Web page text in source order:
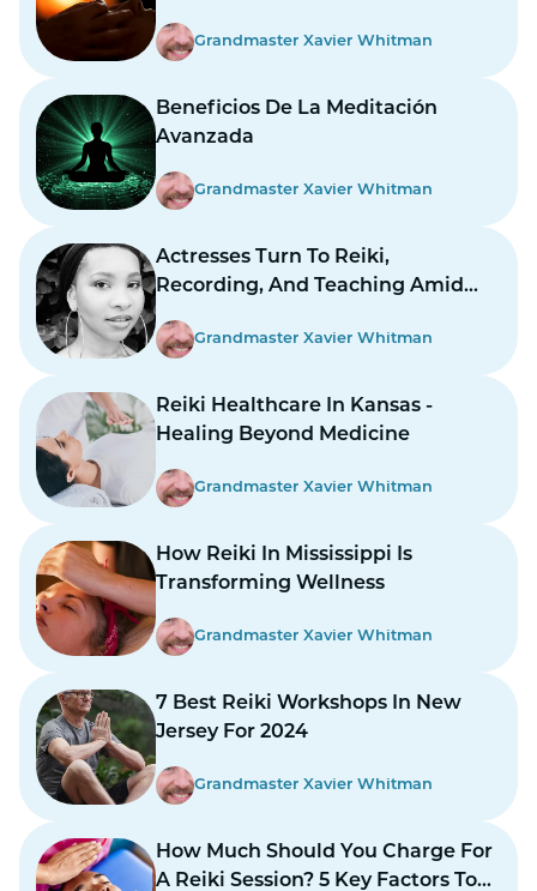
Grandmaster Xavier Whitman
Beneficios De La Meditación
Avanzada
Grandmaster Xavier Whitman
Actresses Turn To Reiki,
Recording, And Teaching Amid
Grandmaster Xavier Whitman
Reiki Healthcare In Kansas -
Healing Beyond Medicine
Grandmaster Xavier Whitman
How Reiki In Mississippi Is
Transforming Wellness
Grandmaster Xavier Whitman
7 Best Reiki Workshops In New
Jersey For 2024
Grandmaster Xavier Whitman
How Much Should You Charge For
A Reiki Session? 5 Key Factors To